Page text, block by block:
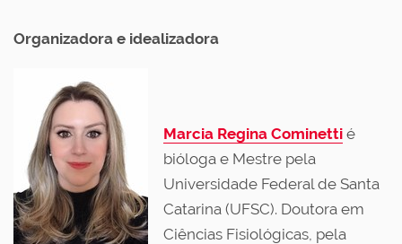
Organizadora e idealizadora
Marcia Regina Cominetti é
bióloga e Mestre pela
Universidade Federal de Santa
Catarina (UFSC). Doutora em
Ciências Fisiológicas, pela